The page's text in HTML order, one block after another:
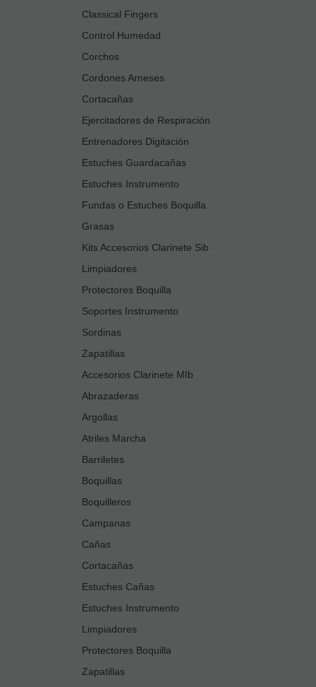
Classical Fingers
Control Humedad
Corchos
Cordones Arneses
Cortacañas
Ejercitadores de Respiración
Entrenadores Digitación
Estuches Guardacañas
Estuches Instrumento
Fundas o Estuches Boquilla
Grasas
Kits Accesorios Clarinete Sib
Limpiadores
Protectores Boquilla
Soportes Instrumento
Sordinas
Zapatillas
Accesorios Clarinete MIb
Abrazaderas
Argollas
Atriles Marcha
Barriletes
Boquillas
Boquilleros
Campanas
Cañas
Cortacañas
Estuches Cañas
Estuches Instrumento
Limpiadores
Protectores Boquilla
Zapatillas